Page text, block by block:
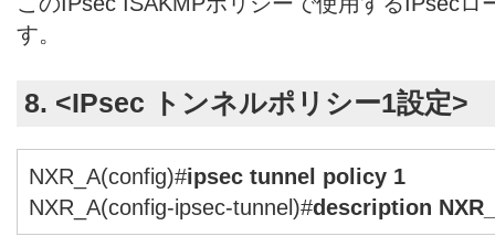
す。
8. <IPsec トンネルポリシー1設定>
NXR_A(config)#ipsec tunnel policy 1
NXR_A(config-ipsec-tunnel)#description